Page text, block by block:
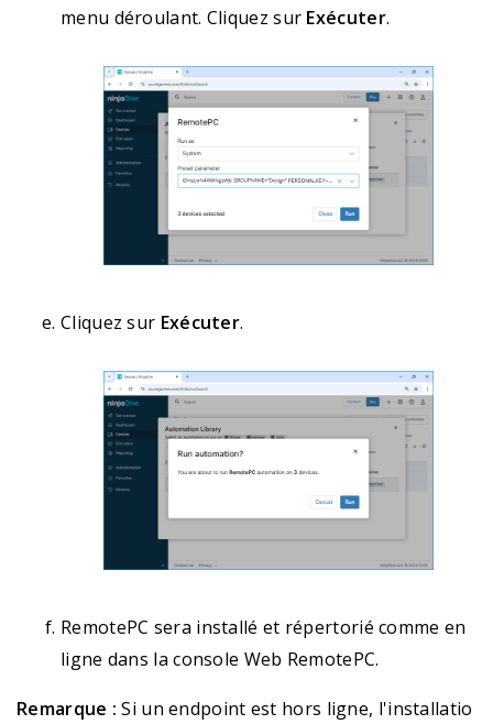
menu déroulant. Cliquez sur Exécuter.
Cliquez sur Exécuter.
RemotePC sera installé et répertorié comme en
ligne dans la console Web RemotePC.
Remarque : Si un endpoint est hors ligne, l'installatio